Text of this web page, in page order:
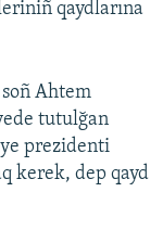
qaydlarına
Ahtem
tutulğan
prezidenti
kerek, dep qayd